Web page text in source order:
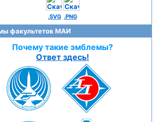
.SVG .PNG
факультетов МАИ
Почему такие эмблемы?
Ответ здесь!